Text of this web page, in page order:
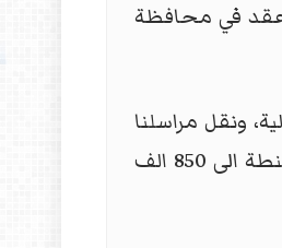
عقد في محافظة
ونقل مراسلنا
"طريق الشعب" في النجف عن السيد الحكيم قوله: ان "وزير المالية بين صعوبة تسديد مستحقات الفلاحين ورفع سعر الحنطة الى 850 الف